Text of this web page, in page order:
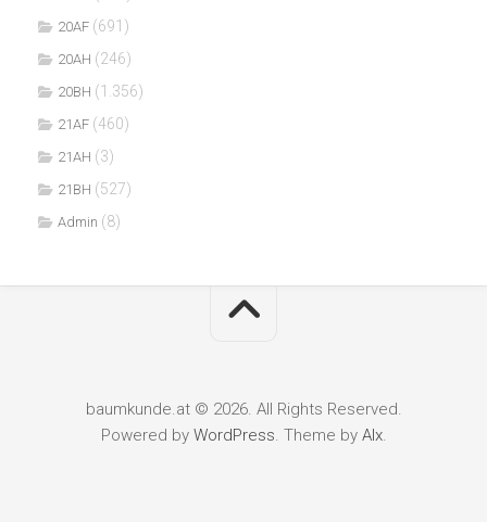
20AF (691)
20AH (246)
20BH (1.356)
21AF (460)
21AH (3)
21BH (527)
Admin (8)
baumkunde.at © 2026. All Rights Reserved.
Powered by WordPress. Theme by Alx.